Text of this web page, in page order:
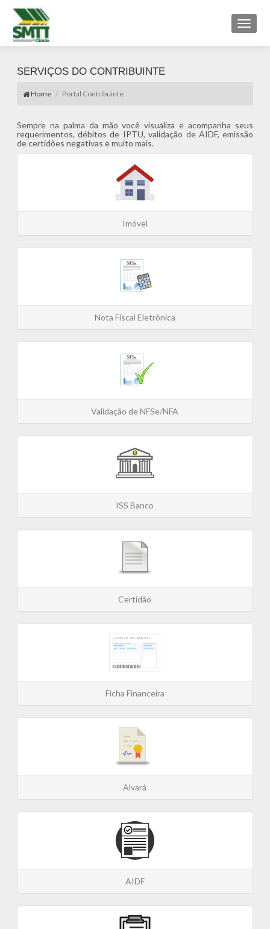
Toggle
SERVIÇOS DO CONTRIBUINTE
Home Portal Contribuinte
Sempre na palma da mão você visualiza e acompanha seus
requerimentos, débitos de IPTU, validação de AIDF, emissão
de certidões negativas e muito mais.
Imóvel
Nota Fiscal Eletrônica
Validação de NFSe/NFA
ISS Banco
Certidão
Ficha Financeira
Alvará
AIDF